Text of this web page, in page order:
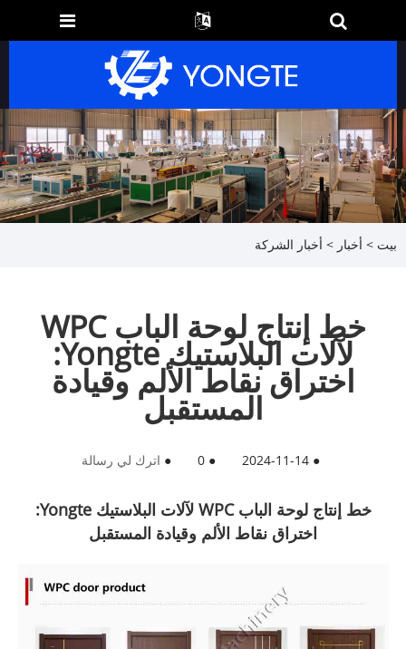
بيت > أخبار > أخبار الشركة
خط إنتاج لوحة الباب WPC
لآلات البلاستيك Yongte:
اختراق نقاط الألم وقيادة
المستقبل
●
2024-11-14
●
0
● اترك لي رسالة
خط إنتاج لوحة الباب WPC لآلات البلاستيك Yongte:
اختراق نقاط الألم وقيادة المستقبل